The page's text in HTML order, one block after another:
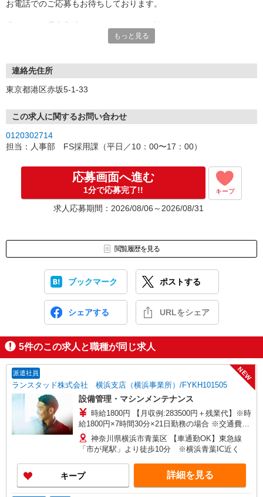
お電話でのご応募もお待ちしております。
ご応募後にお電話かメールにて丁寧にご案内します。
※お電話の場合は050-1748-5339よりお掛けいたします。
＼応募から内定まで平均2週間！／
もっと見る
連絡先住所
東京都港区赤坂5-1-33
この求人に関するお問い合わせ
0120302714
担当：人事部 FS採用課（平日／10：00〜17：00）
応募画面へ進む
1分で応募完了!! キープ
求人応募期間：2026/08/06～2026/08/31
閲覧履歴を見る
ブックマーク ポストする
シェアする URLをシェア
5件のこの求人と職種が同じ求人
派遣社員
ランスタッド株式会社 横浜支店（横浜事業所）/FYKH101505
NEW
設備管理・マシンメンテナンス
時給1800円 【月収例:283500円＋残業代】※時
給1800円×7時間30分×21日勤務の場合 ※交通費実
費支給／当社規定あり。
神奈川県横浜市青葉区 【車通勤OK】東急線
「市が尾駅」より徒歩10分 ※横浜青葉IC近く
キープ 詳細を見る